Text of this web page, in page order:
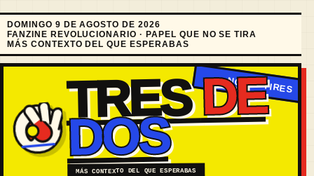
DOMINGO 9 DE AGOSTO DE 2026
FANZINE REVOLUCIONARIO · PAPEL QUE NO SE TIRA
MÁS CONTEXTO DEL QUE ESPERABAS
TRESDE
DOS
MÁS CONTEXTO DEL QUE ESPERABAS